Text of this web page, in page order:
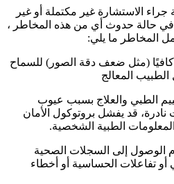
الاستشارة غير مكتملة أو غير
في حالة حدوث أي من هذه المخاطر ،
المخاطر ما يلي:
(مثل ضعف دقة الصور) للسماح
الطبيب المعالج
الطبي والعلاج بسبب عيوب
نادرة، قد يفشل بروتوكول الأمان
الطبية الشخصية.
الوصول إلى السجلات الصحية
أو تفاعلات الحساسية أو أخطاء